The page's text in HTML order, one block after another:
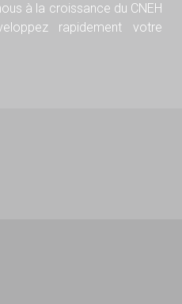
à la croissance du CNEH
rapidement votre